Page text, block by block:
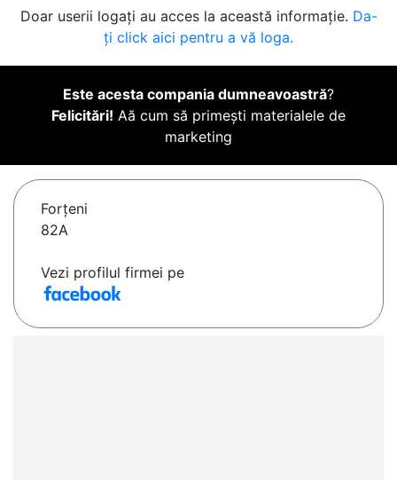
Doar userii logați au acces la această informație. Da-
ți click aici pentru a vă loga.
Este acesta compania dumneavoastră?
Felicitări! Aă cum să primești materialele de
marketing
Forţeni
82A
Vezi profilul firmei pe